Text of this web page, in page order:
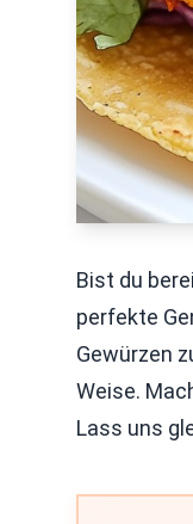
Bist du
perfekte
Gewürzen
Weise.
Lass uns